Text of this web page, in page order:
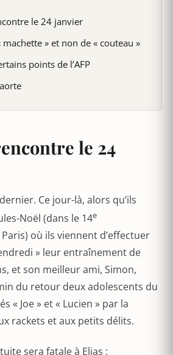
le 24 janvier
machette » et non de « couteau »
points de l’AFP
le 24
Ce jour-là, alors qu’ils
Noël (dans le 14e
où ils viennent d’effectuer
» leur entraînement de
et son meilleur ami, Simon,
du retour deux adolescents du
« Joe » et « Lucien » par la
rackets et aux petits délits.
sera fatale à Elias :